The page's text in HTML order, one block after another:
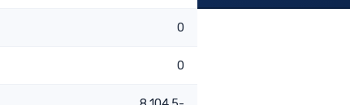
0
0